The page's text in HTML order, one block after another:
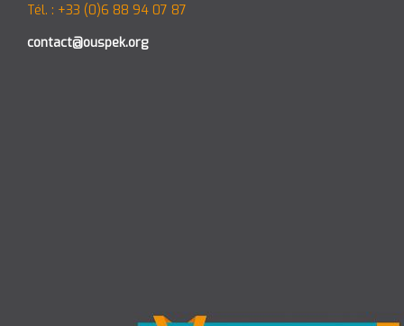
Tél. : +33 (0)6 88 94 07 87
contact@ouspek.org